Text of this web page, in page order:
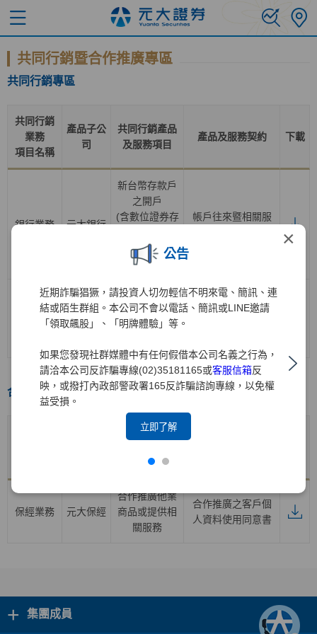
×
公告
近期詐騙猖獗，請投資人切勿輕信不明來電、簡訊、連
結或陌生群組。本公司不會以電話、簡訊或LINE邀請
「領取飆股」、「明牌體驗」等。
如果您發現社群媒體中有任何假借本公司名義之行為，
請洽本公司反詐騙專線(02)35181165或客服信箱反
映，或撥打內政部警政署165反詐騙諮詢專線，以免權
益受損。
立即了解
共同行銷暨合作推廣專區
共同行銷專區
共同行銷
業務
項目名稱
產品子公
司
共同行銷產品
及服務項目
產品及服務契約 下載
銀行業務 元大銀行
新台幣存款戶
之開戶
(含數位證券存
一般證券存款
帳戶 )
帳戶往來暨相關服
證券業務 元大證券
證券經紀業務
之開戶
(含海外複委託
合作推廣專區
合作推廣產品
保經業務 元大保經
合作推廣他業
商品或提供相
關服務
合作推廣之客戶個
人資料使用同意書
+ 集團成員